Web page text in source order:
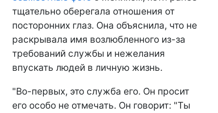
тщательно оберегала отношения от
посторонних глаз. Она объяснила, что не
раскрывала имя возлюбленного из-за
требований службы и нежелания
впускать людей в личную жизнь.
"Во-первых, это служба его. Он просит
его особо не отмечать. Он говорит: "Ты